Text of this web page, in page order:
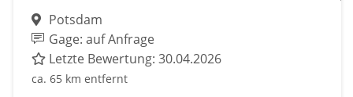
Potsdam
Gage: auf Anfrage
Letzte Bewertung: 30.04.2026
ca. 65 km entfernt